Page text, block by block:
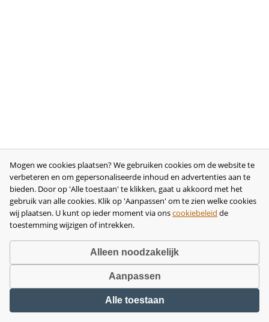
disclaimer•privacy- en cookiebeleid
voorwaarden•herroeping•bedrijfsgegevens
Mogen we cookies plaatsen? We gebruiken cookies om de website te
verbeteren en om gepersonaliseerde inhoud en advertenties aan te
bieden. Door op 'Alle toestaan' te klikken, gaat u akkoord met het
gebruik van alle cookies. Klik op 'Aanpassen' om te zien welke cookies
wij plaatsen. U kunt op ieder moment via onscookiebeleid de
toestemming wijzigen of intrekken.
Alleen noodzakelijk
Aanpassen
Alle toestaan